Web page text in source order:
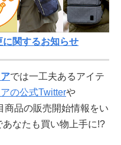
関するお知らせ
では一工夫あるアイテ
の公式Twitterや
商品の販売開始情報をい
なたも買い物上手に!?